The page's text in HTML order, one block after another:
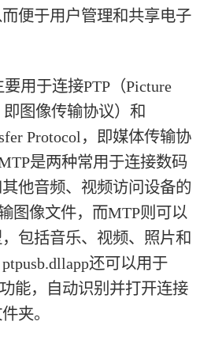
便于用户管理和共享电子
用于连接PTP（Picture
即图像传输协议）和
Protocol，即媒体传输协
是两种常用于连接数码
他音频、视频访问设备的
图像文件，而MTP则可以
包括音乐、视频、照片和
还可以用于
能，自动识别并打开连接
夹。